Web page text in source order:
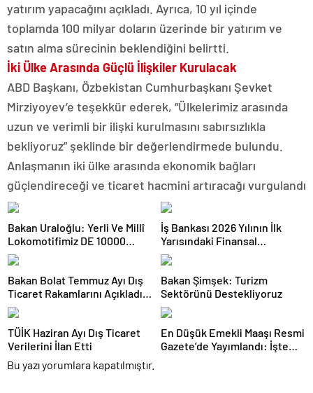
yatırım yapacağını açıkladı. Ayrıca, 10 yıl içinde
toplamda 100 milyar doların üzerinde bir yatırım ve
satın alma sürecinin beklendiğini belirtti.
İki Ülke Arasında Güçlü İlişkiler Kurulacak
ABD Başkanı, Özbekistan Cumhurbaşkanı Şevket
Mirziyoyev’e teşekkür ederek, “Ülkelerimiz arasında
uzun ve verimli bir ilişki kurulmasını sabırsızlıkla
bekliyoruz” şeklinde bir değerlendirmede bulundu.
Anlaşmanın iki ülke arasında ekonomik bağları
güçlendireceği ve ticaret hacmini artıracağı vurgulandı
Bakan Uraloğlu: Yerli Ve Millî
Lokomotifimiz DE 10000
Tanzanya’ya İhraç Edildi
İş Bankası 2026 Yılının İlk
Yarısındaki Finansal
Sonuçlarını Açıkladı
Bakan Bolat Temmuz Ayı Dış
Ticaret Rakamlarını Açıkladı:
İhracatta Tüm Zamanların
Temmuz Rekoru
Bakan Şimşek: Turizm
Sektörünü Destekliyoruz
TÜİK Haziran Ayı Dış Ticaret
Verilerini İlan Etti
En Düşük Emekli Maaşı Resmi
Gazete’de Yayımlandı: İşte
Bu yazı yorumlara kapatılmıştır.